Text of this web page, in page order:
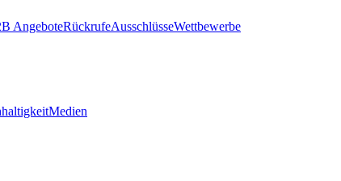
AngeboteRückrufeAusschlüsseWettbewerbe
Medien